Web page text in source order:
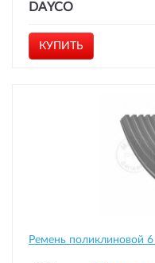
DAYCO
КУПИТЬ
Ремень поликлиновой